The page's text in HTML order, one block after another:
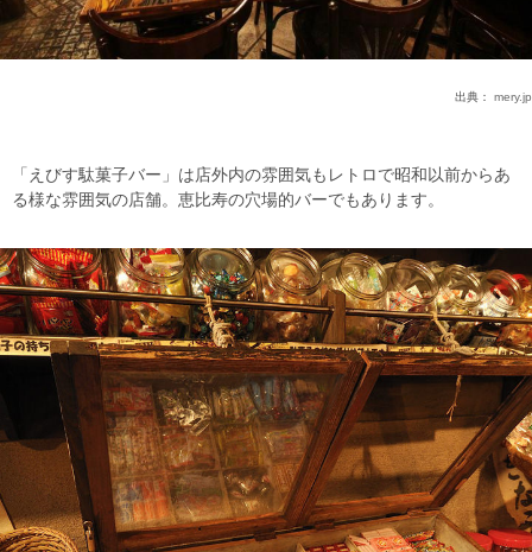
出典： mery.jp
「えびす駄菓子バー」は店外内の雰囲気もレトロで昭和以前からあ
る様な雰囲気の店舗。恵比寿の穴場的バーでもあります。